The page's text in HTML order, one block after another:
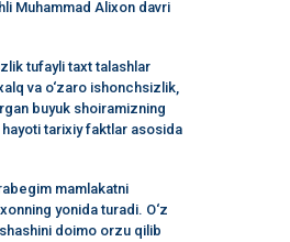
Muhammad Alixon davri
tufayli taxt talashlar
va o‘zaro ishonchsizlik,
buyuk shoiramizning
tarixiy faktlar asosida
mamlakatni
yonida turadi. O‘z
doimo orzu qilib